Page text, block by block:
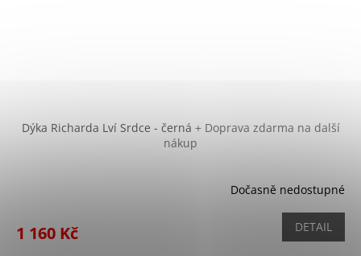
Dýka Richarda Lví Srdce - černá + Doprava zdarma na další
nákup
Dočasně nedostupné
1 160 Kč DETAIL